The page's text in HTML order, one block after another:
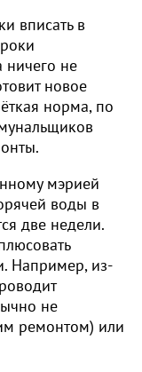
вписать в
ничего не
новое
норма, по
мэрией
воды в
две недели.
Например, из-
не
ремонтом) или